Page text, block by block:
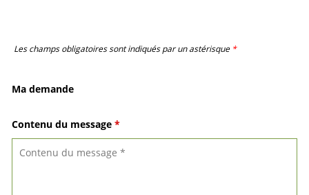
Les champs obligatoires sont indiqués par un astérisque *
Ma demande
Contenu du message *